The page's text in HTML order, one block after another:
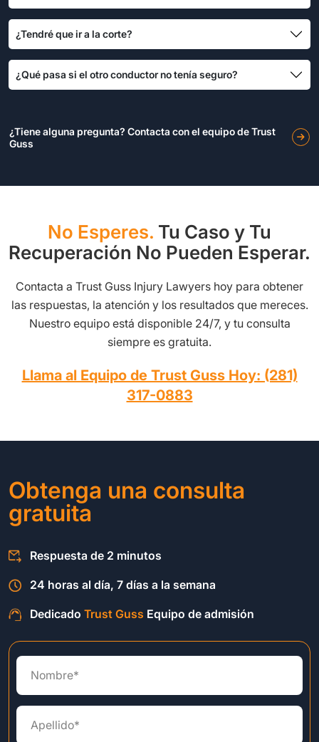
¿Tendré que ir a la corte?
¿Qué pasa si el otro conductor no tenía seguro?
¿Tiene alguna pregunta? Contacta con el equipo de Trust
Guss
No Esperes. Tu Caso y Tu
Recuperación No Pueden Esperar.
Contacta a Trust Guss Injury Lawyers hoy para obtener
las respuestas, la atención y los resultados que mereces.
Nuestro equipo está disponible 24/7, y tu consulta
siempre es gratuita.
Llama al Equipo de Trust Guss Hoy: (281)
317-0883
Obtenga una consulta
gratuita
Respuesta de 2 minutos
24 horas al día, 7 días a la semana
Dedicado Trust Guss Equipo de admisión